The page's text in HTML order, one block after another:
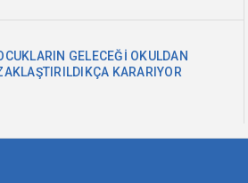
GELECEĞİ OKULDAN
KARARIYOR